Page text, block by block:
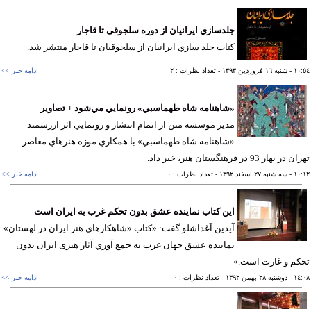
جلدسازي ايرانيان از دوره سلجوقی تا قاجار
كتاب جلد سازي ايرانيان از سلجوقيان تا قاجار منتشر شد.
- شنبه ١٦ فروردين ١٣٩٣ - تعداد نظرات : ٢ ادامه خبر >>
«شاهنامه شاه طهماسبي» رونمايي مي‌شود + تصاوير
مدير موسسه متن از اتمام انتشار و رونمايي اثر ارزشمند
«شاهنامه شاه طهماسبي» با همكاري موزه هنرهاي معاصر
93 در فرهنگستان هنر، خبر داد.
- سه شنبه ٢٧ اسفند ١٣٩٢ - تعداد نظرات : ٠ ادامه خبر >>
اين كتاب نماينده عشق بدون تحکم غرب به ایران است
آيدين آغداشلو گفت: «كتاب «شاهکارهای هنر ایران در لهستان»
نماينده عشق جهان غرب به جمع آوري آثار هنری ایران بدون
و غارت است.»
- دوشنبه ٢٨ بهمن ١٣٩٢ - تعداد نظرات : ٠ ادامه خبر >>